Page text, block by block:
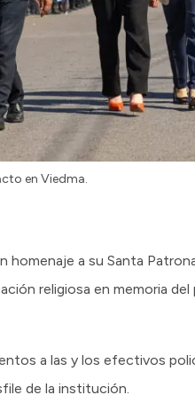
en Viedma.
homenaje a su Santa
religiosa en memoria
a las y los efectivos
de la institución.